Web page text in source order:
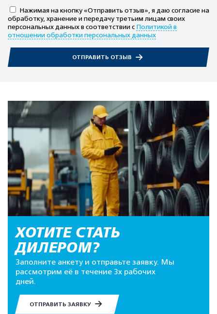
Нажимая на кнопку «Отправить отзыв», я даю согласие на
обработку, хранение и передачу третьим лицам своих
персональных данных в соответствии с Политикой в
отношении обработки персональных данных
ОТПРАВИТЬ ОТЗЫВ
ХОТИТЕ СТАТЬ
ДИЛЕРОМ?
Заполните анкету и отправьте заявку. Мы
рассмотрим её в течение 3х рабочих
дней.
ОТПРАВИТЬ ЗАЯВКУ